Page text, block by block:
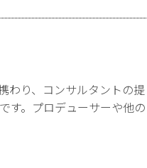
わり、コンサルタントの提
す。プロデューサーや他の